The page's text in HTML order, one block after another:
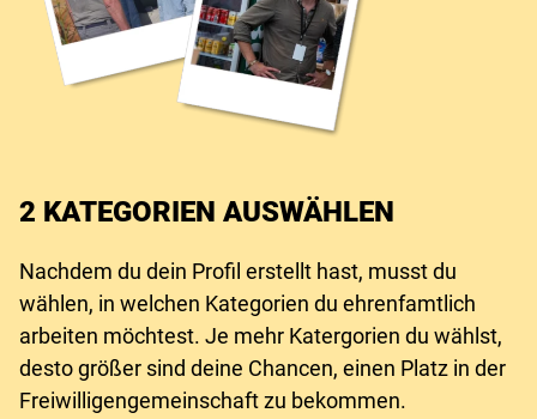
2 KATEGORIEN AUSWÄHLEN
Nachdem du dein Profil erstellt hast, musst du
wählen, in welchen Kategorien du ehrenfamtlich
arbeiten möchtest. Je mehr Katergorien du wählst,
desto größer sind deine Chancen, einen Platz in der
Freiwilligengemeinschaft zu bekommen.